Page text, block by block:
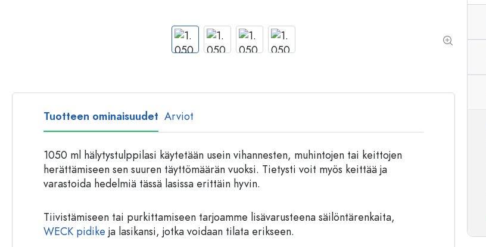
Tuotteen ominaisuudet Arviot
1050 ml hälytystulppilasi käytetään usein vihannesten, muhintojen tai keittojen
herättämiseen sen suuren täyttömäärän vuoksi. Tietysti voit myös keittää ja
varastoida hedelmiä tässä lasissa erittäin hyvin.
Tiivistämiseen tai purkittamiseen tarjoamme lisävarusteena säilöntärenkaita,
WECK pidike ja lasikansi, jotka voidaan tilata erikseen.